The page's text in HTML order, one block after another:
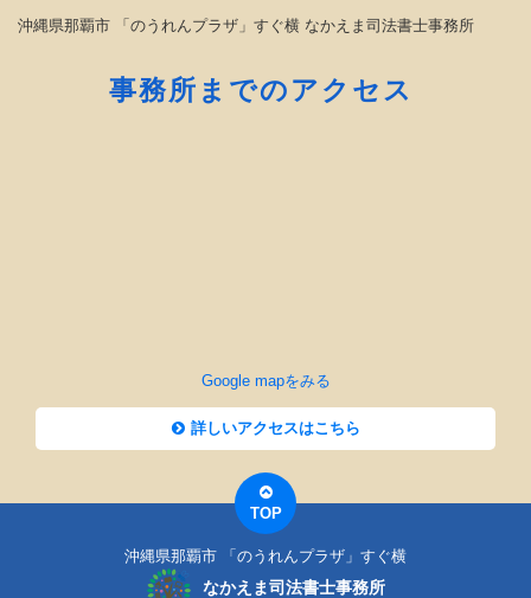
沖縄県那覇市 「のうれんプラザ」すぐ横 なかえま司法書士事務所
事務所までのアクセス
Google mapをみる
詳しいアクセスはこちら
TOP
沖縄県那覇市 「のうれんプラザ」すぐ横
なかえま司法書士事務所